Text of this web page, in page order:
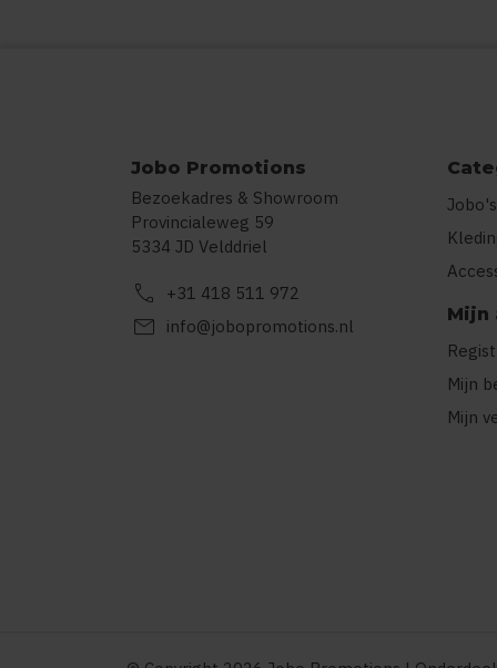
Jobo Promotions
Bezoekadres & Showroom
Provincialeweg 59
5334 JD Velddriel
call +31 418 511 972
mail info@jobopromotions.nl
Mijn
Mijn
Mijn